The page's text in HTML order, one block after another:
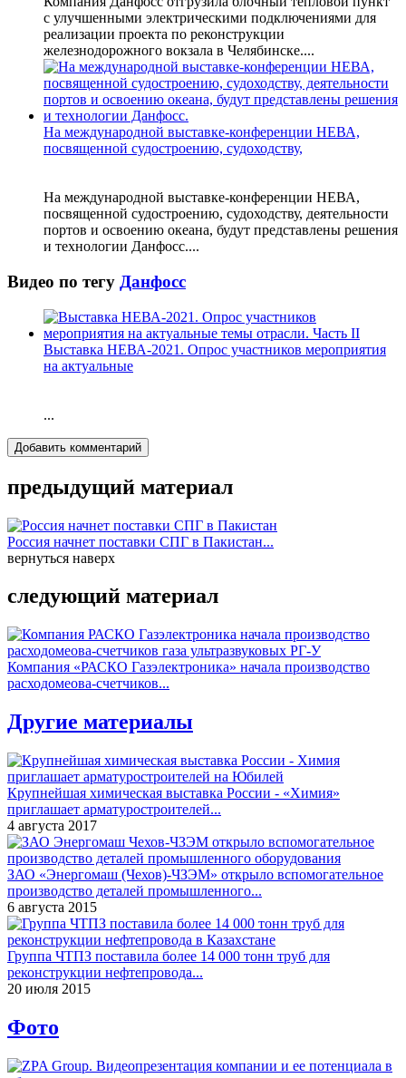
с улучшенными электрическими подключениями для
реализации проекта по реконструкции
железнодорожного вокзала в Челябинске....
На международной выставке-конференции НЕВА,
посвященной судостроению, судоходству,
На международной выставке-конференции НЕВА,
посвященной судостроению, судоходству, деятельности
портов и освоению океана, будут представлены решения
и технологии Данфосс....
Видео по тегу Данфосс
Выставка НЕВА-2021. Опрос участников мероприятия
на актуальные
...
Добавить комментарий
предыдущий материал
Россия начнет поставки СПГ в Пакистан...
вернуться наверх
следующий материал
Компания «РАСКО Газэлектроника» начала производство
расходомеова-счетчиков...
Другие материалы
Крупнейшая химическая выставка России - «Химия»
приглашает арматуростроителей...
4 августа 2017
ЗАО «Энергомаш (Чехов)-ЧЗЭМ» открыло вспомогательное
производство деталей промышленного...
6 августа 2015
Группа ЧТПЗ поставила более 14 000 тонн труб для
реконструкции нефтепровода...
20 июля 2015
Фото